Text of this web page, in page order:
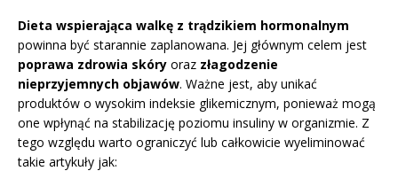
Dieta wspierająca walkę z trądzikiem hormonalnym
powinna być starannie zaplanowana. Jej głównym celem jest
poprawa zdrowia skóry oraz złagodzenie
nieprzyjemnych objawów. Ważne jest, aby unikać
produktów o wysokim indeksie glikemicznym, ponieważ mogą
one wpłynąć na stabilizację poziomu insuliny w organizmie. Z
tego względu warto ograniczyć lub całkowicie wyeliminować
takie artykuły jak: